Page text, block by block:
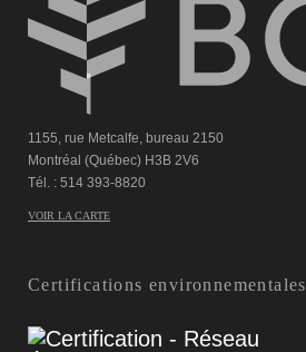
1155, rue Metcalfe, bureau 2150
Montréal (Québec) H3B 2V6
Tél. : 514 393-8820
VOIR LA CARTE
Certifications environnementales